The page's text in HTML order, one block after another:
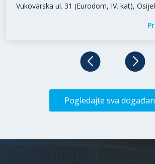
Vukovarska ul. 31 (Eurodom, IV. kat),
Pogledajte sva